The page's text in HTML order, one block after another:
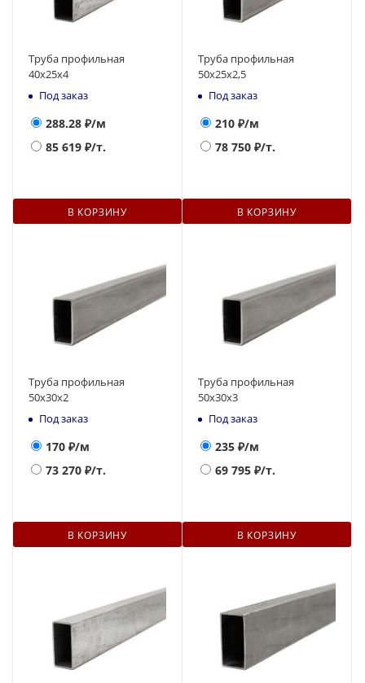
Труба профильная
40х25х4
Под заказ
288.28 ₽/м
85 619 ₽/т.
В КОРЗИНУ
Труба профильная
50х25х2,5
Под заказ
210 ₽/м
78 750 ₽/т.
В КОРЗИНУ
Труба профильная
50х30х2
Под заказ
170 ₽/м
73 270 ₽/т.
В КОРЗИНУ
Труба профильная
50х30х3
Под заказ
235 ₽/м
69 795 ₽/т.
В КОРЗИНУ